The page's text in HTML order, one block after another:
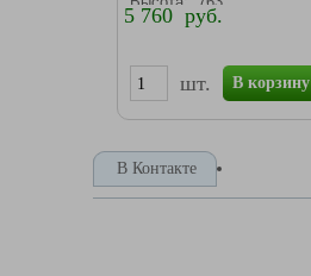
5 760 руб.
шт. В корзину
В Контакте